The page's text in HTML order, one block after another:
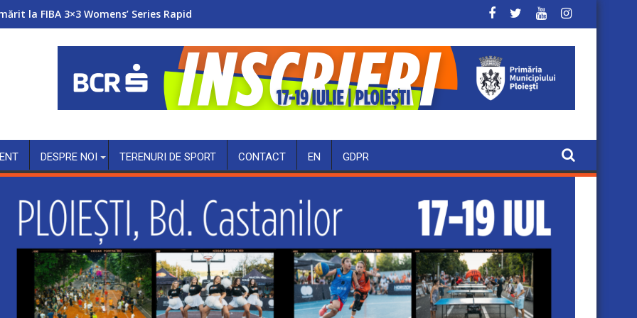
la FIBA 3×3 Womens’ Series Rapid
DESPRE NOI TERENURI DE SPORT CONTACT EN GDPR